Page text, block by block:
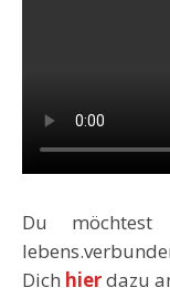
Du
Dich hierdazu